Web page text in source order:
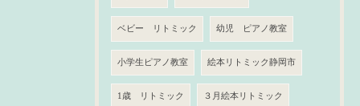
ベビー リトミック 幼児 ピアノ教室
小学生ピアノ教室 絵本リトミック静岡市
1歳 リトミック ３月絵本リトミック